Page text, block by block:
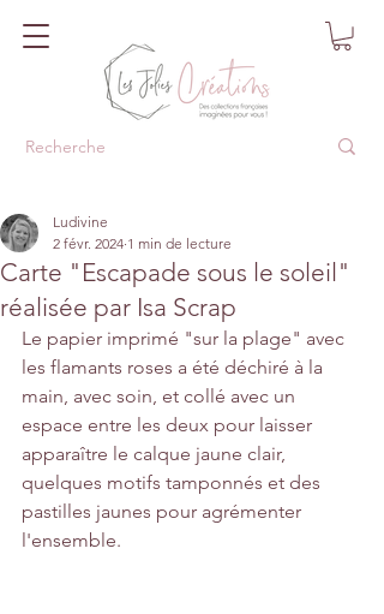
Carte "Escapade sous le soleil"
réalisée par Isa Scrap
Ludivine
2 févr. 2024 1 min de lecture
Le papier imprimé "sur la plage" avec
les flamants roses a été déchiré à la
main, avec soin, et collé avec un
espace entre les deux pour laisser
apparaître le calque jaune clair,
quelques motifs tamponnés et des
pastilles jaunes pour agrémenter
l'ensemble.